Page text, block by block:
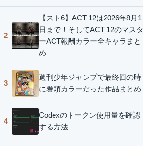
2
【スト6】ACT 12は2026年8月1
日まで！そしてACT 12のマスタ
ーACT報酬カラー全キャラまと
め
3
週刊少年ジャンプで最終回の時
に巻頭カラーだった作品まとめ
4
Codexのトークン使用量を確認
する方法